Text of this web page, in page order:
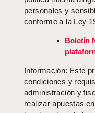
personales y
conforme a la Ley
Boletín
Información: Este
condiciones y
administración y
realizar apuestas